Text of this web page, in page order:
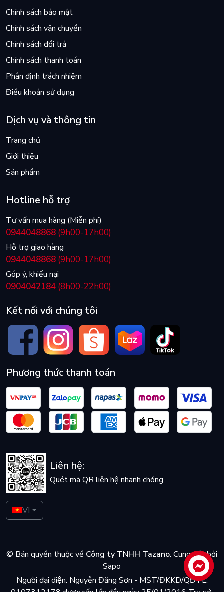
Chính sách bảo mật
Chính sách vận chuyển
Chính sách đổi trả
Chính sách thanh toán
Phân định trách nhiệm
Điều khoản sử dụng
Dịch vụ và thông tin
Trang chủ
Giới thiệu
Sản phẩm
Hotline hỗ trợ
Tư vấn mua hàng (Miễn phí)
0944048868 (9h00-17h00)
Hỗ trợ giao hàng
0944048868 (9h00-17h00)
Góp ý, khiếu nại
0904042184 (8h00-22h00)
Kết nối với chúng tôi
Phương thức thanh toán
Liên hệ:
Quét mã QR liên hệ nhanh chóng
VI
© Bản quyền thuộc về Công ty TNHH Tazano. Cung cấp bởi
Sapo
Người đại diện: Nguyễn Đăng Sơn - MST/ĐKKD/QĐTL:
Liên hệ